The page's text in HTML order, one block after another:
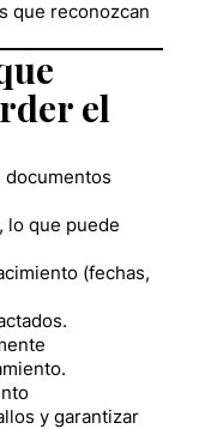
que reconozcan
el
documentos
, lo que puede
(fechas,
y garantizar